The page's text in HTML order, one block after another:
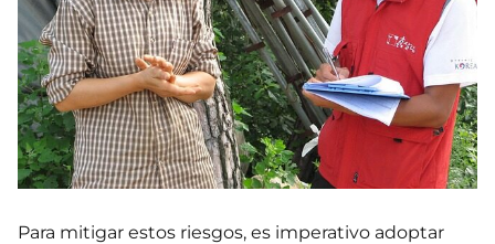
Para mitigar estos riesgos, es imperativo adoptar